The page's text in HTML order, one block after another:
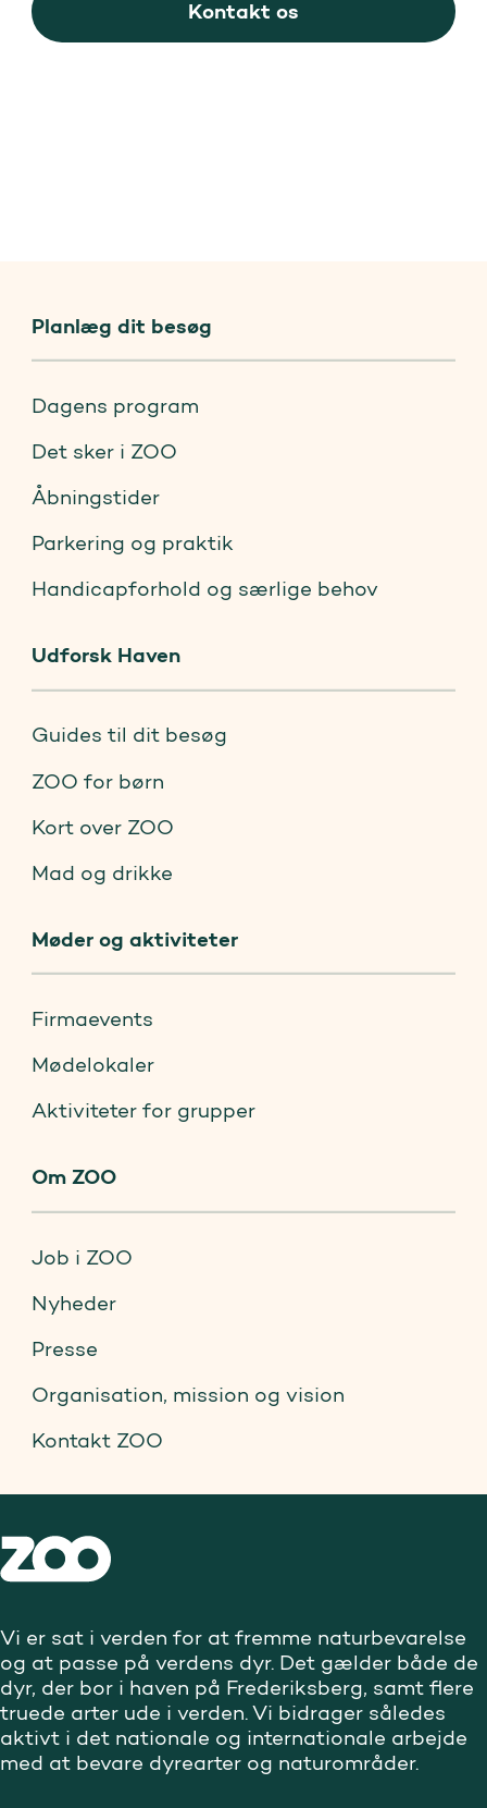
Kontakt os
Planlæg dit besøg
Dagens program
Det sker i ZOO
Åbningstider
Parkering og praktik
Handicapforhold og særlige behov
Udforsk Haven
Guides til dit besøg
ZOO for børn
Kort over ZOO
Mad og drikke
Møder og aktiviteter
Firmaevents
Mødelokaler
Aktiviteter for grupper
Om ZOO
Job i ZOO
Nyheder
Presse
Organisation, mission og vision
Kontakt ZOO
Vi er sat i verden for at fremme naturbevarelse
og at passe på verdens dyr. Det gælder både de
dyr, der bor i haven på Frederiksberg, samt flere
truede arter ude i verden. Vi bidrager således
aktivt i det nationale og internationale arbejde
med at bevare dyrearter og naturområder.